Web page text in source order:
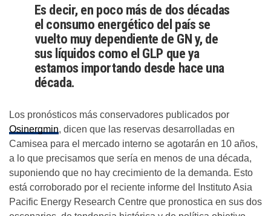
Es decir, en poco más de dos décadas
el consumo energético del país se
vuelto muy dependiente de GN y, de
sus líquidos como el GLP que ya
estamos importando desde hace una
década.
Los pronósticos más conservadores publicados por
Osinergmin, dicen que las reservas desarrolladas en
Camisea para el mercado interno se agotarán en 10 años,
a lo que precisamos que sería en menos de una década,
suponiendo que no hay crecimiento de la demanda. Esto
está corroborado por el reciente informe del Instituto Asia
Pacific Energy Research Centre que pronostica en sus dos